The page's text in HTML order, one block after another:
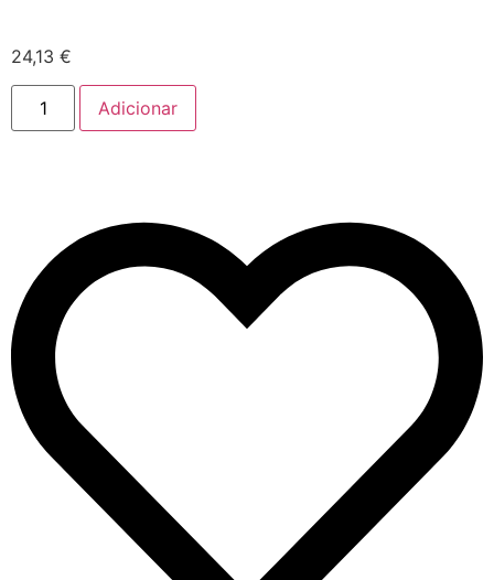
24,13 €
Adicionar